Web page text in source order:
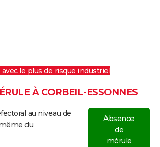
avec le plus de risque industriel
À CORBEIL-ESSONNES
au niveau de
du
Absence
de
mérule